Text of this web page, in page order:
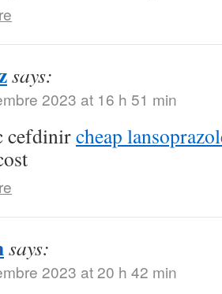
says:
2023 at 16 h 51 min
cefdinircheap
says:
2023 at 20 h 42 min